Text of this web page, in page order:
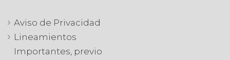
Aviso de Privacidad
Lineamientos
Importantes, previo